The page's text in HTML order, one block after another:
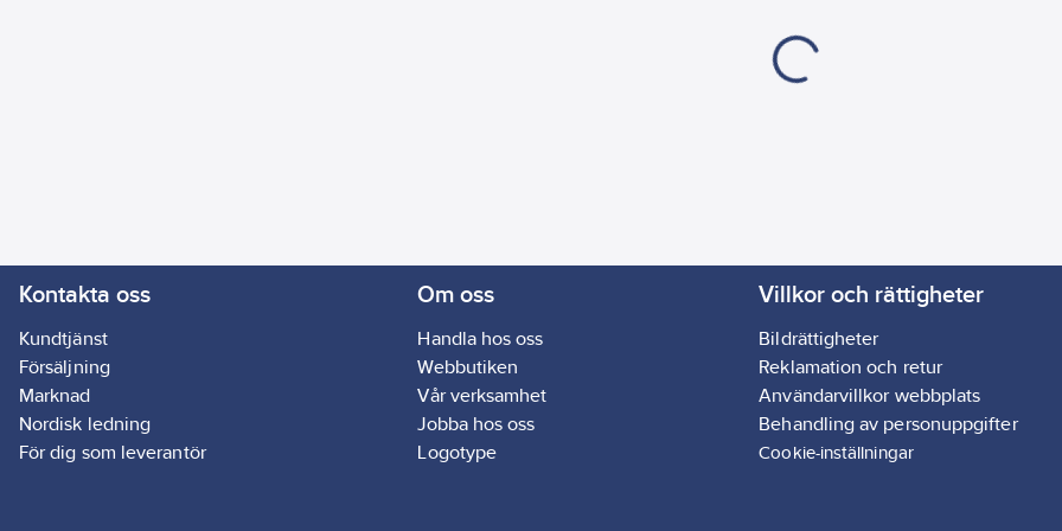
Kontakta oss
Kundtjänst
Försäljning
Marknad
Nordisk ledning
För dig som leverantör
Om oss
Handla hos oss
Webbutiken
Vår verksamhet
Jobba hos oss
Logotype
Villkor och rättigheter
Bildrättigheter
Reklamation och retur
Användarvillkor webbplats
Behandling av personuppgifter
Cookie-inställningar